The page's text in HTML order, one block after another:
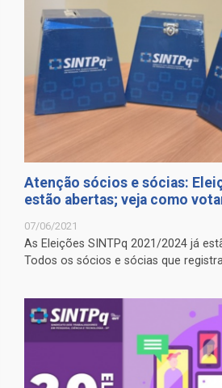
Atenção sócios e sócias:
estão abertas; veja como
07/06/2021
As Eleições SINTPq 2021/2024 já
Todos os sócios e sócias que